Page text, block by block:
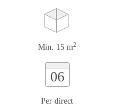
Min. 15 m2
06
Per direct